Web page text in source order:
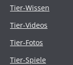
Tier-Wissen
Tier-Videos
Tier-Fotos
Tier-Spiele